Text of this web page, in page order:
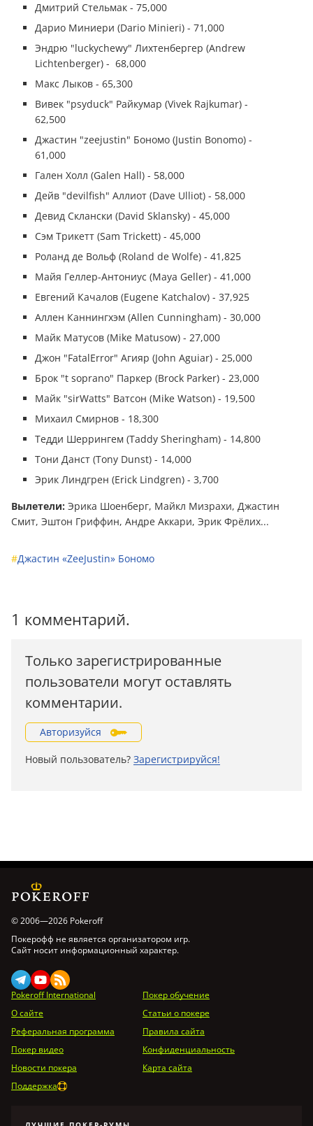
Дмитрий Стельмак - 75,000
Дарио Миниери (Dario Minieri) - 71,000
Эндрю "luckychewy" Лихтенбергер (Andrew
Lichtenberger) - 68,000
Макс Лыков - 65,300
Вивек "psyduck" Райкумар (Vivek Rajkumar) -
62,500
Джастин "zeejustin" Бономо (Justin Bonomo) -
61,000
Гален Холл (Galen Hall) - 58,000
Дейв "devilfish" Аллиот (Dave Ulliot) - 58,000
Девид Склански (David Sklansky) - 45,000
Сэм Трикетт (Sam Trickett) - 45,000
Роланд де Вольф (Roland de Wolfe) - 41,825
Майя Геллер-Антониус (Maya Geller) - 41,000
Евгений Качалов (Eugene Katchalov) - 37,925
Аллен Каннингхэм (Allen Cunningham) - 30,000
Майк Матусов (Mike Matusow) - 27,000
Джон "FatalError" Агияр (John Aguiar) - 25,000
Брок "t soprano" Паркер (Brock Parker) - 23,000
Майк "sirWatts" Ватсон (Mike Watson) - 19,500
Михаил Смирнов - 18,300
Тедди Шеррингем (Taddy Sheringham) - 14,800
Тони Данст (Tony Dunst) - 14,000
Эрик Линдгрен (Erick Lindgren) - 3,700
Вылетели: Эрика Шоенберг, Майкл Мизрахи, Джастин
Смит, Эштон Гриффин, Андре Аккари, Эрик Фрёлих...
#Джастин «ZeeJustin» Бономо
1 комментарий.
Только зарегистрированные
пользователи могут оставлять
комментарии.
Авторизуйся
Новый пользователь? Зарегистрируйся!
© 2006—2026 Pokeroff
Покерофф не является организатором игр.
Сайт носит информационный характер.
Pokeroff International
Покер обучение
О сайте
Статьи о покере
Реферальная программа
Правила сайта
Покер видео
Конфиденциальность
Новости покера
Карта сайта
Поддержка